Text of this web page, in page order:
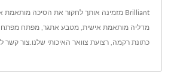
Brilliant מזמינה אותך לחקור את ה סיכה מותאמת
מדליה מותאמת אישית מטבע אתגר מפתח מפתח
כתונת רקמה רצועת צוואר האיכותי שלנו. צור קשר